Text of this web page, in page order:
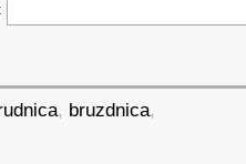
, bruzdnica,